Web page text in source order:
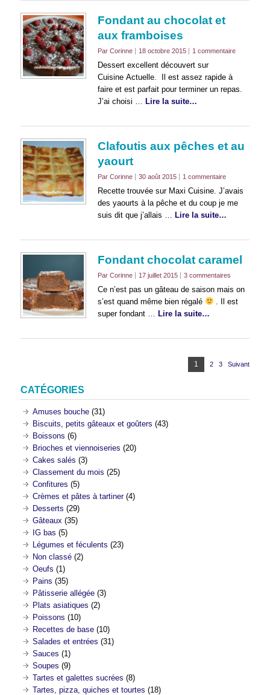
Fondant au chocolat et
aux framboises
Par Corinne 18 octobre 2015 1 commentaire
Dessert excellent découvert sur
Cuisine Actuelle. Il est assez rapide à
faire et est parfait pour terminer un repas.
J’ai choisi … Lire la suite…
Clafoutis aux pêches et au
yaourt
Par Corinne 30 août 2015 1 commentaire
Recette trouvée sur Maxi Cuisine. J’avais
des yaourts à la pêche et du coup je me
suis dit que j’allais … Lire la suite…
Fondant chocolat caramel
Par Corinne 17 juillet 2015 3 commentaires
Ce n’est pas un gâteau de saison mais on
s’est quand même bien régalé
. Il est
super fondant … Lire la suite…
publications
Page
1 Page
2 Page
3 Suivant
CATÉGORIES
Amuses bouche (31)
Biscuits, petits gâteaux et goûters (43)
Boissons (6)
Brioches et viennoiseries (20)
Cakes salés (3)
Classement du mois (25)
Confitures (5)
Crèmes et pâtes à tartiner(4)
Desserts (29)
Gâteaux (35)
IG bas (5)
Légumes et féculents (23)
Non classé (2)
Oeufs (1)
Pains (35)
Pâtisserie allégée (3)
Plats asiatiques (2)
Poissons (10)
Recettes de base (10)
Salades et entrées (31)
Sauces (1)
Soupes (9)
Tartes et galettes sucrées (8)
Tartes, pizza, quiches et tourtes (18)